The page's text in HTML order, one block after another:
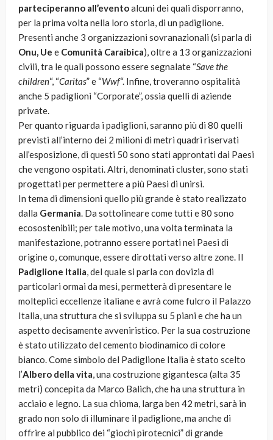
parteciperanno all’eventoalcuni dei quali disporranno,
per la prima volta nella loro storia, di un padiglione.
Presenti anche 3 organizzazioni sovranazionali (si parla di
Onu, Ue e Comunità Caraibica), oltre a 13 organizzazioni
civili, tra le quali possono essere segnalate “Save the
children“, “Caritas” e “Wwf“. Infine, troveranno ospitalità
anche 5 padiglioni “Corporate”, ossia quelli di aziende
private.
Per quanto riguarda i padiglioni, saranno più di 80 quelli
previsti all’interno dei 2 milioni di metri quadri riservati
all’esposizione, di questi 50 sono stati approntati dai Paesi
che vengono ospitati. Altri, denominati cluster, sono stati
progettati per permettere a più Paesi di unirsi.
In tema di dimensioni quello più grande è stato realizzato
dalla Germania. Da sottolineare come tutti e 80 sono
ecosostenibili; per tale motivo, una volta terminata la
manifestazione, potranno essere portati nei Paesi di
origine o, comunque, essere dirottati verso altre zone. Il
Padiglione Italia, del quale si parla con dovizia di
particolari ormai da mesi, permetterà di presentare le
molteplici eccellenze italiane e avrà come fulcro il Palazzo
Italia, una struttura che si sviluppa su 5 piani e che ha un
aspetto decisamente avveniristico. Per la sua costruzione
è stato utilizzato del cemento biodinamico di colore
bianco. Come simbolo del Padiglione Italia è stato scelto
l’Albero della vita, una costruzione gigantesca (alta 35
metri) concepita da Marco Balich, che ha una struttura in
acciaio e legno. La sua chioma, larga ben 42 metri, sarà in
grado non solo di illuminare il padiglione, ma anche di
offrire al pubblico dei “giochi pirotecnici” di grande